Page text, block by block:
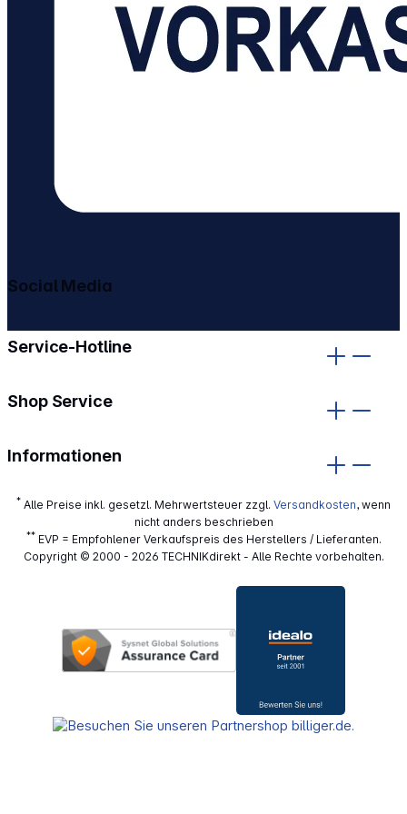
Service-Hotline
Shop Service
Informationen
Social Media
* Alle Preise inkl. gesetzl. Mehrwertsteuer zzgl. Versandkosten, wenn
nicht anders beschrieben
**EVP = Empfohlener Verkaufspreis des Herstellers / Lieferanten.
Copyright © 2000 - 2026 TECHNIKdirekt - Alle Rechte vorbehalten.